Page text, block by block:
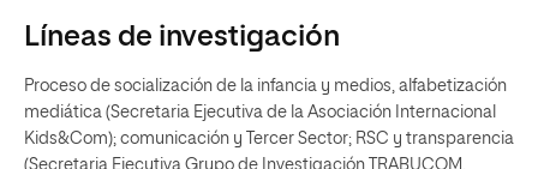
Líneas de investigación
Proceso de socialización de la infancia y medios, alfabetización
mediática (Secretaria Ejecutiva de la Asociación Internacional
Kids&Com); comunicación y Tercer Sector; RSC y transparencia
(Secretaria Ejecutiva Grupo de Investigación TRABUCOM,